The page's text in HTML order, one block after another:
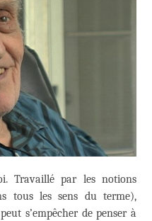
Travaillé par les notions
tous les sens du terme),
s’empêcher de penser à